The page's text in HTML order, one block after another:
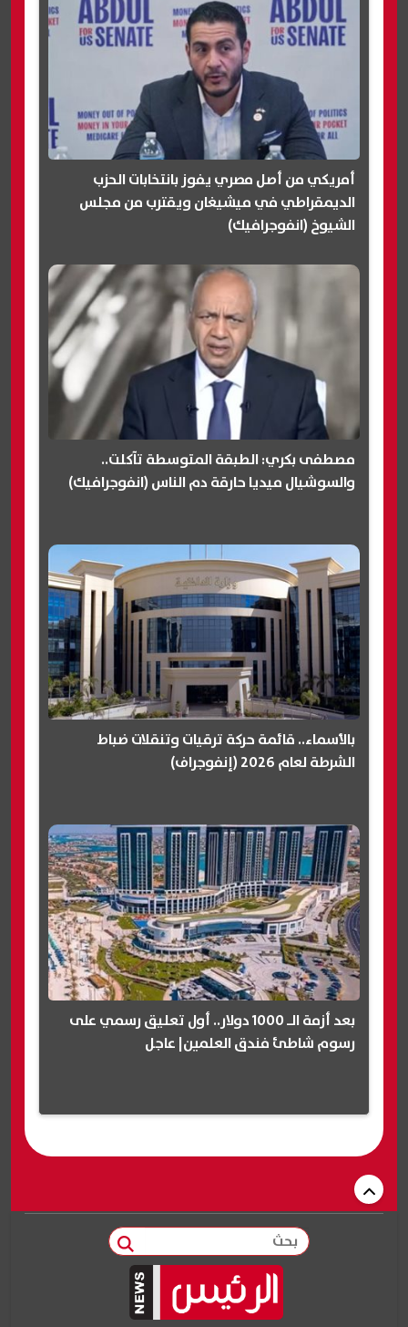
أمريكي من أصل مصري يفوز بانتخابات الحزب
الديمقراطي في ميشيغان ويقترب من مجلس
الشيوخ (انفوجرافيك)
مصطفى بكري: الطبقة المتوسطة تآكلت..
والسوشيال ميديا حارقة دم الناس (انفوجرافيك)
بالأسماء.. قائمة حركة ترقيات وتنقلات ضباط
الشرطة لعام 2026 (إنفوجراف)
بعد أزمة الـ 1000 دولار.. أول تعليق رسمي على
رسوم شاطئ فندق العلمين| عاجل
بحث